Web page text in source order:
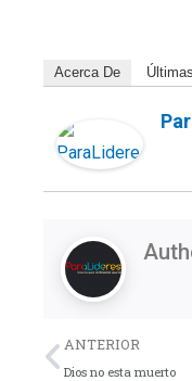
Acerca De
Previo
ANTERIOR
Dios no esta muerto